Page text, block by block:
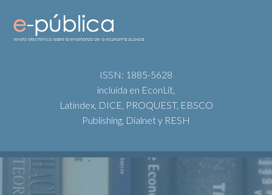
ISSN: 1885-5628
incluida en EconLit,
Latindex, DICE, PROQUEST, EBSCO
Publishing, Dialnet y RESH